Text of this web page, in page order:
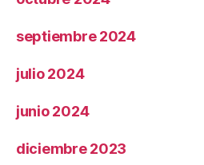
septiembre 2024
julio 2024
junio 2024
diciembre 2023